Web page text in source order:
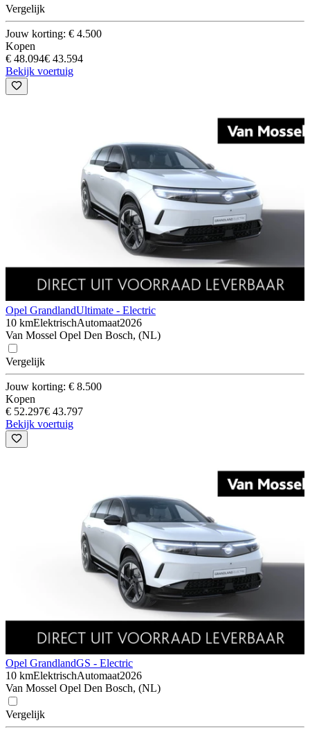
Vergelijk
Jouw korting: € 4.500
Kopen
€ 48.094€ 43.594
Bekijk voertuig
Opel GrandlandUltimate - Electric
10 kmElektrischAutomaat2026
Van Mossel Opel Den Bosch, (NL)
Vergelijk
Jouw korting: € 8.500
Kopen
€ 52.297€ 43.797
Bekijk voertuig
Opel GrandlandGS - Electric
10 kmElektrischAutomaat2026
Van Mossel Opel Den Bosch, (NL)
Vergelijk